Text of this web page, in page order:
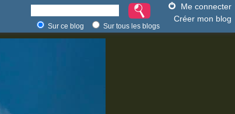
Me connecter
Créer mon blog
Sur ce blog Sur tous les blogs